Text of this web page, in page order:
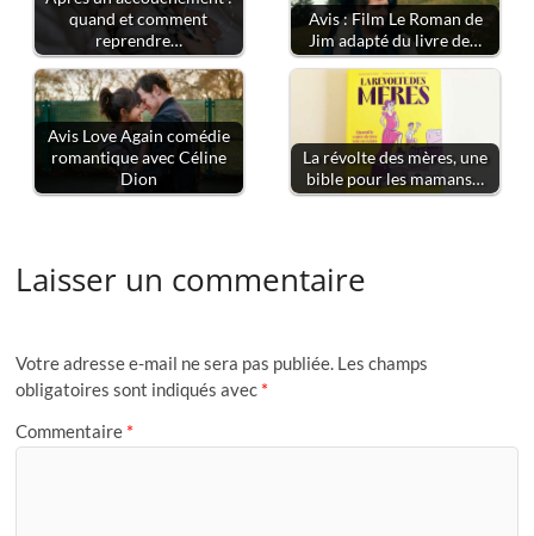
quand et comment
reprendre…
Avis : Film Le Roman de
Jim adapté du livre de…
Avis Love Again comédie
romantique avec Céline
Dion
La révolte des mères, une
bible pour les mamans…
Laisser un commentaire
Votre adresse e-mail ne sera pas publiée. Les champs
obligatoires sont indiqués avec *
Commentaire *